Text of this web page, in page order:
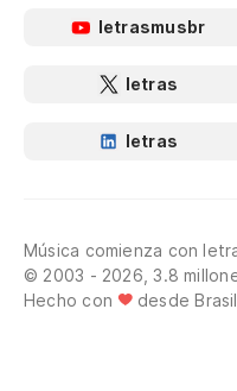
letrasmusbr
letras
letras
Música comienza con
© 2003 - 2026, 3.8
Hecho con
desde Brasil